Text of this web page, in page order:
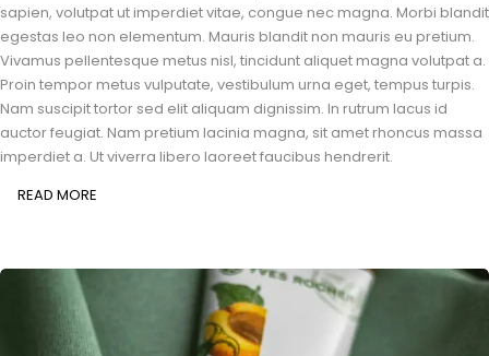
sapien, volutpat ut imperdiet vitae, congue nec magna. Morbi blandit
egestas leo non elementum. Mauris blandit non mauris eu pretium.
Vivamus pellentesque metus nisl, tincidunt aliquet magna volutpat a.
Proin tempor metus vulputate, vestibulum urna eget, tempus turpis.
Nam suscipit tortor sed elit aliquam dignissim. In rutrum lacus id
auctor feugiat. Nam pretium lacinia magna, sit amet rhoncus massa
imperdiet a. Ut viverra libero laoreet faucibus hendrerit.
READ MORE